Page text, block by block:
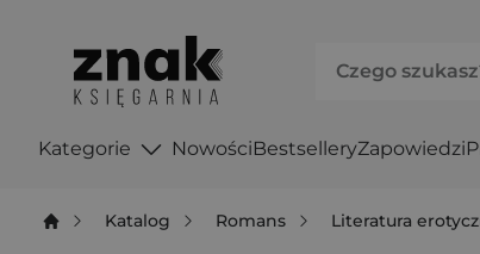
Kategorie NowościBestselleryZapowiedzi
Katalog Romans Literatura